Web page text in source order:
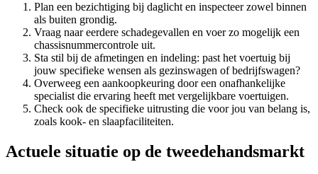
Plan een bezichtiging bij daglicht en inspecteer zowel binnen
als buiten grondig.
Vraag naar eerdere schadegevallen en voer zo mogelijk een
chassisnummercontrole uit.
Sta stil bij de afmetingen en indeling: past het voertuig bij
jouw specifieke wensen als gezinswagen of bedrijfswagen?
Overweeg een aankoopkeuring door een onafhankelijke
specialist die ervaring heeft met vergelijkbare voertuigen.
Check ook de specifieke uitrusting die voor jou van belang is,
zoals kook- en slaapfaciliteiten.
Actuele situatie op de tweedehandsmarkt